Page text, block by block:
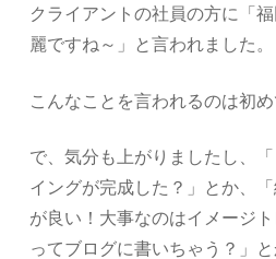
クライアントの社員の方に「
麗ですね～」と言われました。
こんなことを言われるのは初め
で、気分も上がりましたし、
イングが完成した？」とか、
が良い！大事なのはイメージ
ってブログに書いちゃう？」